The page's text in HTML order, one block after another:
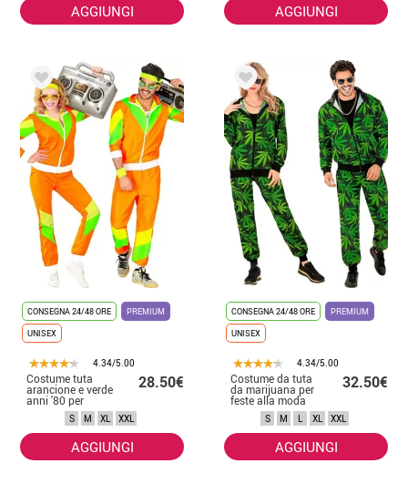
AGGIUNGI AGGIUNGI
CONSEGNA 24/48 ORE
PREMIUM
UNISEX
4.34/5.00
Costume tuta
arancione e verde
anni '80 per
28.50€
S M XL XXL
AGGIUNGI
CONSEGNA 24/48 ORE
PREMIUM
UNISEX
4.34/5.00
Costume da tuta
da marijuana per
feste alla moda
per adulti
32.50€
S M L XL XXL
AGGIUNGI